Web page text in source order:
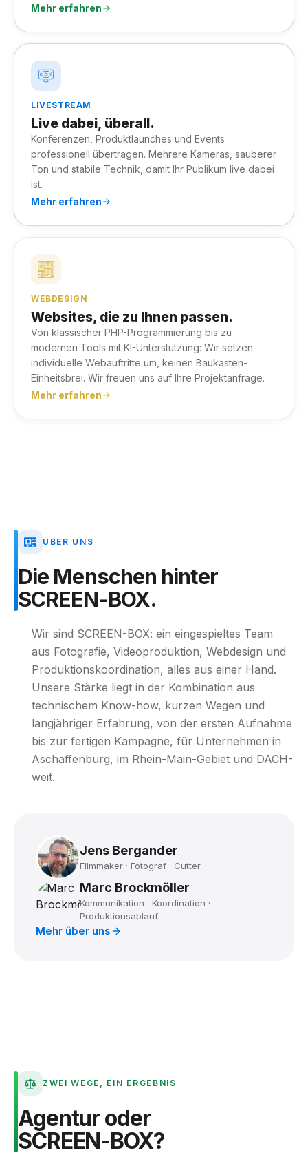
Mehr erfahren
LIVESTREAM
Live dabei, überall.
Konferenzen, Produktlaunches und Events
professionell übertragen. Mehrere Kameras, sauberer
Ton und stabile Technik, damit Ihr Publikum live dabei
ist.
Mehr erfahren
WEBDESIGN
Websites, die zu Ihnen passen.
Von klassischer PHP-Programmierung bis zu
modernen Tools mit KI-Unterstützung: Wir setzen
individuelle Webauftritte um, keinen Baukasten-
Einheitsbrei. Wir freuen uns auf Ihre Projektanfrage.
Mehr erfahren
ÜBER UNS
Die Menschen hinter
SCREEN-BOX.
Wir sind SCREEN-BOX: ein eingespieltes Team
aus Fotografie, Videoproduktion, Webdesign und
Produktionskoordination, alles aus einer Hand.
Unsere Stärke liegt in der Kombination aus
technischem Know-how, kurzen Wegen und
langjähriger Erfahrung, von der ersten Aufnahme
bis zur fertigen Kampagne, für Unternehmen in
Aschaffenburg, im Rhein-Main-Gebiet und DACH-
weit.
Jens Bergander
Filmmaker · Fotograf · Cutter
Marc Brockmöller
Kommunikation · Koordination ·
Produktionsablauf
Mehr über uns
ZWEI WEGE, EIN ERGEBNIS
Agentur oder
SCREEN-BOX?